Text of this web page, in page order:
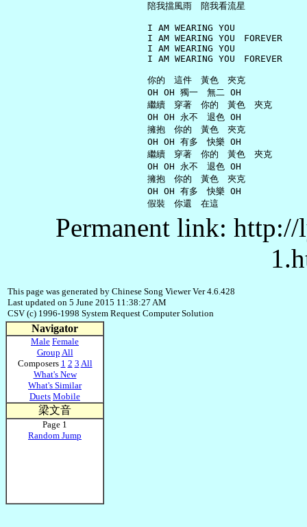
     陪我擋風雨　陪我看流星
     I AM WEARING YOU
     I AM WEARING YOU　FOREVER
     I AM WEARING YOU
     I AM WEARING YOU　FOREVER
     你的　這件　黃色　夾克
     OH OH 獨一　無二 OH
     繼續　穿著　你的　黃色　夾克
     OH OH 永不　退色 OH
     擁抱　你的　黃色　夾克
     OH OH 有多　快樂 OH
     繼續　穿著　你的　黃色　夾克
     OH OH 永不　退色 OH
     擁抱　你的　黃色　夾克
     OH OH 有多　快樂 OH
Permanent link:
This page was generated by Chinese Song Viewer Ver 4.6.428
Last updated on 5 June 2015 11:38:27 AM
CSV (c) 1996-1998 System Request Computer Solution
Navigator
Male Female
Group All
Composers 1 2 3 All
What's New
What's Similar
Duets Mobile
梁文音
Page 1
Random Jump